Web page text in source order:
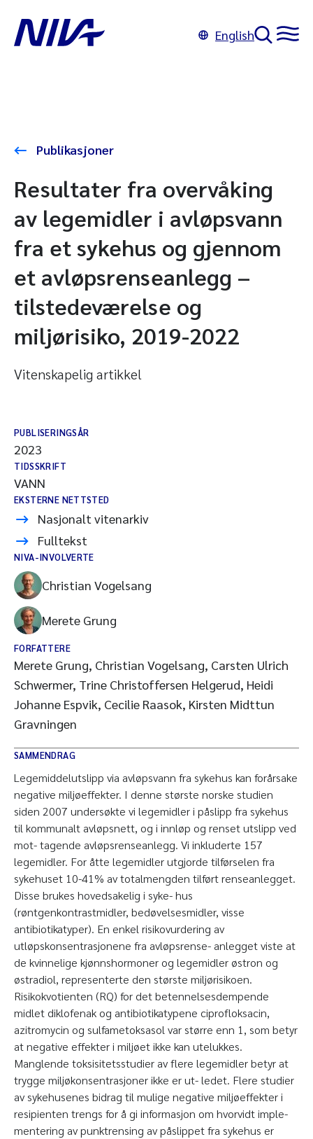
English
Publikasjoner
Resultater fra overvåking
av legemidler i avløpsvann
fra et sykehus og gjennom
et avløpsrenseanlegg –
tilstedeværelse og
miljørisiko, 2019-2022
Vitenskapelig artikkel
PUBLISERINGSÅR
2023
TIDSSKRIFT
VANN
EKSTERNE NETTSTED
Nasjonalt vitenarkiv
Fulltekst
NIVA-INVOLVERTE
Christian Vogelsang
Merete Grung
FORFATTERE
Merete Grung, Christian Vogelsang, Carsten Ulrich
Schwermer, Trine Christoffersen Helgerud, Heidi
Johanne Espvik, Cecilie Raasok, Kirsten Midttun
Gravningen
SAMMENDRAG
Legemiddelutslipp via avløpsvann fra sykehus kan forårsake
negative miljøeffekter. I denne største norske studien
siden 2007 undersøkte vi legemidler i påslipp fra sykehus
til kommunalt avløpsnett, og i innløp og renset utslipp ved
mot- tagende avløpsrenseanlegg. Vi inkluderte 157
legemidler. For åtte legemidler utgjorde tilførselen fra
sykehuset 10-41% av totalmengden tilført renseanlegget.
Disse brukes hovedsakelig i syke- hus
(røntgenkontrastmidler, bedøvelsesmidler, visse
antibiotikatyper). En enkel risikovurdering av
utløpskonsentrasjonene fra avløpsrense- anlegget viste at
de kvinnelige kjønnshormoner og legemidler østron og
østradiol, representerte den største miljørisikoen.
Risikokvotienten (RQ) for det betennelsesdempende
midlet diklofenak og antibiotikatypene ciprofloksacin,
azitromycin og sulfametoksasol var større enn 1, som betyr
at negative effekter i miljøet ikke kan utelukkes.
Manglende toksisitetsstudier av flere legemidler betyr at
trygge miljøkonsentrasjoner ikke er ut- ledet. Flere studier
av sykehusenes bidrag til mulige negative miljøeffekter i
resipienten trengs for å gi informasjon om hvorvidt imple-
mentering av punktrensing av påslippet fra sykehus er